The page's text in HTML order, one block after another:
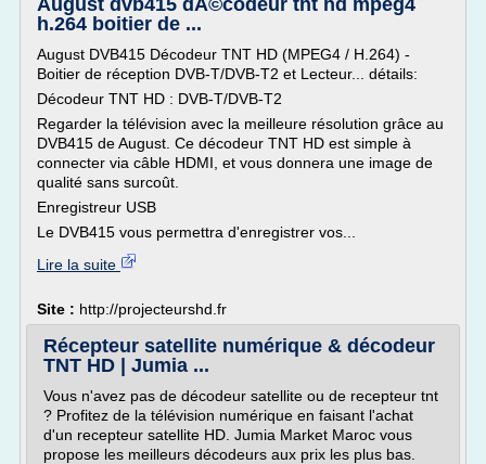
August dvb415 dÃ©codeur tnt hd mpeg4
h.264 boitier de ...
August DVB415 Décodeur TNT HD (MPEG4 / H.264) -
Boitier de réception DVB-T/DVB-T2 et Lecteur... détails:
Décodeur TNT HD : DVB-T/DVB-T2
Regarder la télévision avec la meilleure résolution grâce au
DVB415 de August. Ce décodeur TNT HD est simple à
connecter via câble HDMI, et vous donnera une image de
qualité sans surcoût.
Enregistreur USB
Le DVB415 vous permettra d'enregistrer vos...
Lire la suite
Site : http://projecteurshd.fr
Récepteur satellite numérique & décodeur
TNT HD | Jumia ...
Vous n'avez pas de décodeur satellite ou de recepteur tnt
? Profitez de la télévision numérique en faisant l'achat
d'un recepteur satellite HD. Jumia Market Maroc vous
propose les meilleurs décodeurs aux prix les plus bas.